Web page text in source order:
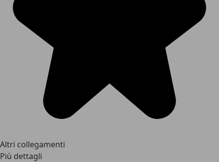
Altri collegamenti
Più dettagli